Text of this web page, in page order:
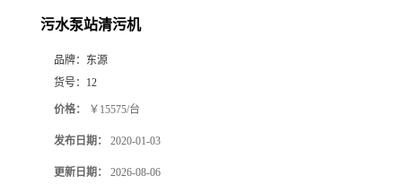
污水泵站清污机
品牌： 东源
货号： 12
价格： ￥15575/台
发布日期： 2020-01-03
更新日期： 2026-08-06